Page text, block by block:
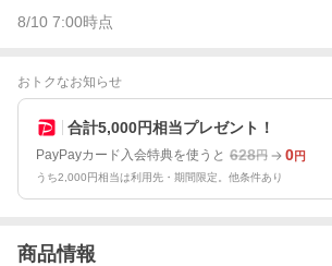
8/10 7:00時点
おトクなお知らせ
合計5,000円相当プレゼント！
PayPayカード入会特典を使うと 628円 0円
うち2,000円相当は利用先・期間限定。他条件あり
商品情報